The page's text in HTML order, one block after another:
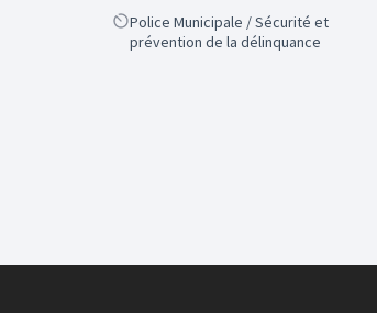
Scope
Police Municipale / Sécurité et
prévention de la délinquance